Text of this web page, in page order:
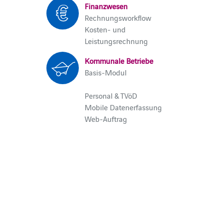
Finanzwesen
Rechnungsworkflow
Kosten- und
Leistungsrechnung
Kommunale Betriebe
Basis-Modul
Personal & TVöD
Mobile Datenerfassung
Web-Auftrag